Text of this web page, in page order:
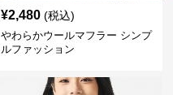
¥2,480 (税込)
やわらかウールマフラー シンプ
ルファッション